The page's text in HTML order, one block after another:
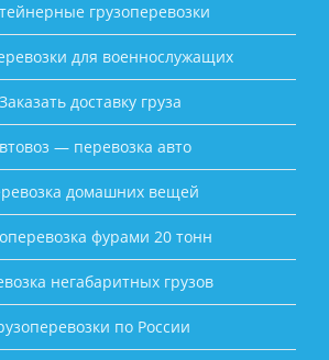
грузоперевозки
для военнослужащих
Заказать доставку груза
— перевозка авто
домашних вещей
фурами 20 тонн
негабаритных грузов
по России